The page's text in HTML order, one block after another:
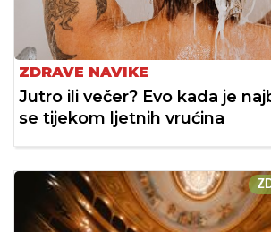
ZDRAVE NAVIKE
Jutro ili večer? Evo kada je
se tijekom ljetnih vrućina